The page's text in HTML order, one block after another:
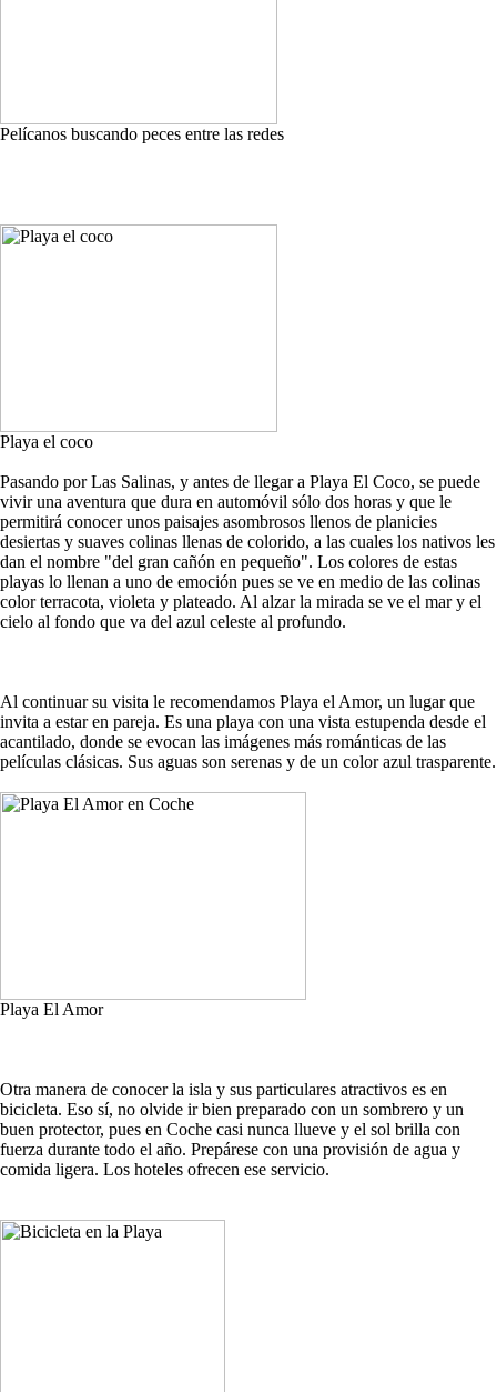
Pelícanos buscando peces entre las redes
Playa el coco
Pasando por Las Salinas, y antes de llegar a Playa El Coco, se puede
vivir una aventura que dura en automóvil sólo dos horas y que le
permitirá conocer unos paisajes asombrosos llenos de planicies
desiertas y suaves colinas llenas de colorido, a las cuales los nativos les
dan el nombre "del gran cañón en pequeño". Los colores de estas
playas lo llenan a uno de emoción pues se ve en medio de las colinas
color terracota, violeta y plateado. Al alzar la mirada se ve el mar y el
cielo al fondo que va del azul celeste al profundo.
Al continuar su visita le recomendamos Playa el Amor, un lugar que
invita a estar en pareja. Es una playa con una vista estupenda desde el
acantilado, donde se evocan las imágenes más románticas de las
películas clásicas. Sus aguas son serenas y de un color azul trasparente.
Playa El Amor
Otra manera de conocer la isla y sus particulares atractivos es en
bicicleta. Eso sí, no olvide ir bien preparado con un sombrero y un
buen protector, pues en Coche casi nunca llueve y el sol brilla con
fuerza durante todo el año. Prepárese con una provisión de agua y
comida ligera. Los hoteles ofrecen ese servicio.